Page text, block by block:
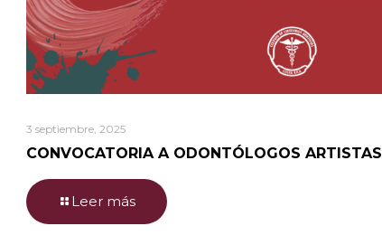
3 septiembre, 2025
CONVOCATORIA A ODONTÓLOGOS ARTISTAS
Leer más